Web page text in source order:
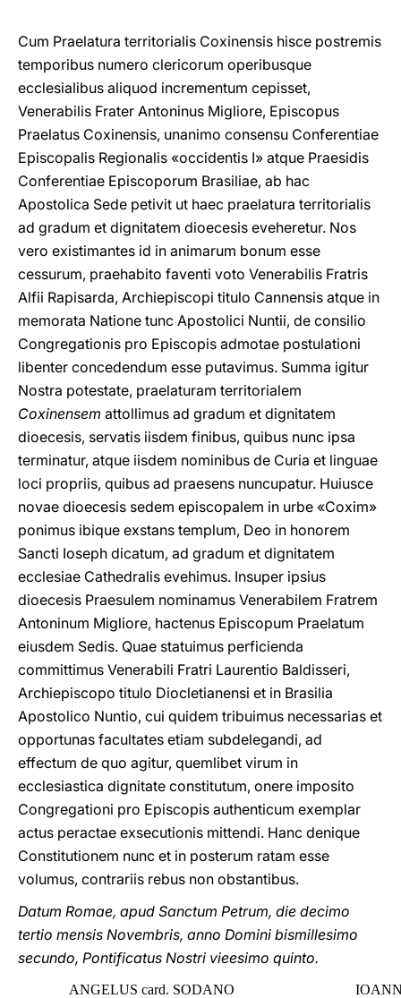
Cum Praelatura territorialis Coxinensis hisce postremis
temporibus numero clericorum operibusque
ecclesialibus aliquod incrementum cepisset,
Venerabilis Frater Antoninus Migliore, Episcopus
Praelatus Coxinensis, unanimo consensu Conferentiae
Episcopalis Regionalis «occidentis I» atque Praesidis
Conferentiae Episcoporum Brasiliae, ab hac
Apostolica Sede petivit ut haec praelatura territorialis
ad gradum et dignitatem dioecesis eveheretur. Nos
vero existimantes id in animarum bonum esse
cessurum, praehabito faventi voto Venerabilis Fratris
Alfii Rapisarda, Archiepiscopi titulo Cannensis atque in
memorata Natione tunc Apostolici Nuntii, de consilio
Congregationis pro Episcopis admotae postulationi
libenter concedendum esse putavimus. Summa igitur
Nostra potestate, praelaturam territorialem
Coxinensem attollimus ad gradum et dignitatem
dioecesis, servatis iisdem finibus, quibus nunc ipsa
terminatur, atque iisdem nominibus de Curia et linguae
loci propriis, quibus ad praesens nuncupatur. Huiusce
novae dioecesis sedem episcopalem in urbe «Coxim»
ponimus ibique exstans templum, Deo in honorem
Sancti Ioseph dicatum, ad gradum et dignitatem
ecclesiae Cathedralis evehimus. Insuper ipsius
dioecesis Praesulem nominamus Venerabilem Fratrem
Antoninum Migliore, hactenus Episcopum Praelatum
eiusdem Sedis. Quae statuimus perficienda
committimus Venerabili Fratri Laurentio Baldisseri,
Archiepiscopo titulo Diocletianensi et in Brasilia
Apostolico Nuntio, cui quidem tribuimus necessarias et
opportunas facultates etiam subdelegandi, ad
effectum de quo agitur, quemlibet virum in
ecclesiastica dignitate constitutum, onere imposito
Congregationi pro Episcopis authenticum exemplar
actus peractae exsecutionis mittendi. Hanc denique
Constitutionem nunc et in posterum ratam esse
volumus, contrariis rebus non obstantibus.
Datum Romae, apud Sanctum Petrum, die decimo
tertio mensis Novembris, anno Domini bismillesimo
secundo, Pontificatus Nostri vieesimo quinto.
ANGELUS card. SODANO